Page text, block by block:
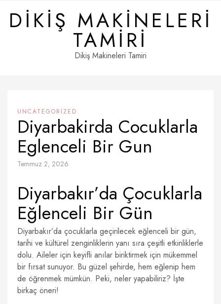
contentDIKIŞ MAKINELERI
TAMIRI
Dikiş Makineleri Tamiri
UNCATEGORIZED
Diyarbakirda Cocuklarla
Eglenceli Bir Gun
Temmuz 2, 2026
Diyarbakır’da Çocuklarla
Eğlenceli Bir Gün
Diyarbakır’da çocuklarla geçirilecek eğlenceli bir gün,
tarihi ve kültürel zenginliklerin yanı sıra çeşitli etkinliklerle
dolu. Aileler için keyifli anılar biriktirmek için mükemmel
bir fırsat sunuyor. Bu güzel şehirde, hem eğlenip hem
de öğrenmek mümkün. Peki, neler yapabiliriz? İşte
birkaç öneri!